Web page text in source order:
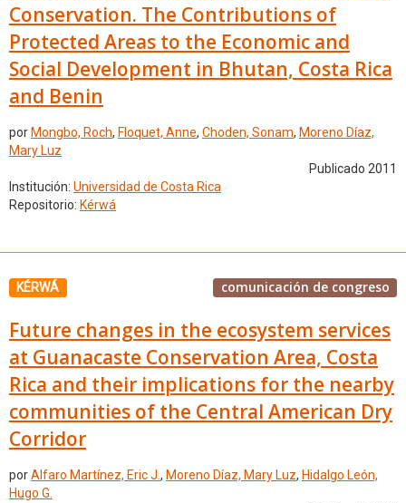
Conservation. The Contributions of
Protected Areas to the Economic and
Social Development in Bhutan, Costa Rica
and Benin
por Mongbo, Roch, Floquet, Anne, Choden, Sonam, Moreno Díaz,
Mary Luz
Publicado 2011
Institución: Universidad de Costa Rica
Repositorio: Kérwá
KÉRWÁ comunicación de congreso
Future changes in the ecosystem services
at Guanacaste Conservation Area, Costa
Rica and their implications for the nearby
communities of the Central American Dry
Corridor
porAlfaro Martínez, Eric J., Moreno Díaz, Mary Luz, Hidalgo León,
Hugo G.